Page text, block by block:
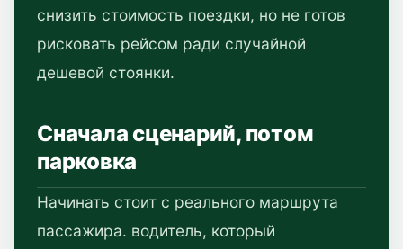
снизить стоимость поездки, но не готов
рисковать рейсом ради случайной
дешевой стоянки.
Сначала сценарий, потом
парковка
Начинать стоит с реального маршрута
пассажира. водитель, который